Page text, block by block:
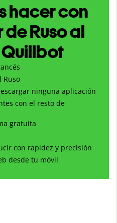
hacer con
Ruso al
Ruso
ninguna aplicación
con el resto de
gratuita
con rapidez y precisión
desde tu móvil